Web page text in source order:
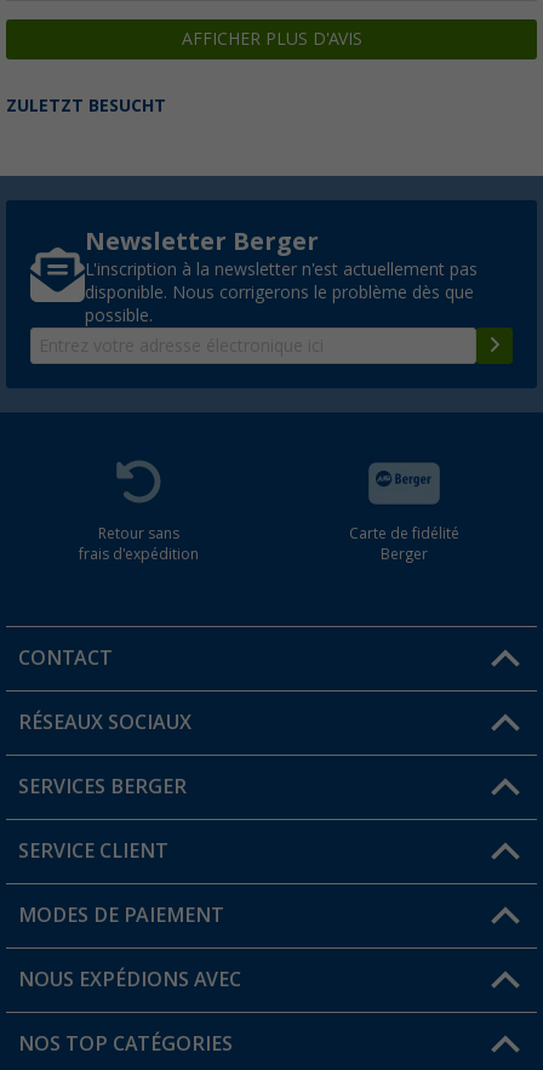
AFFICHER PLUS D'AVIS
ZULETZT BESUCHT
Newsletter Berger
L'inscription à la newsletter n'est actuellement pas
disponible. Nous corrigerons le problème dès que
possible.
Retour sans
frais d'expédition
Carte de fidélité
Berger
CONTACT
Une question ?
Trouver une magasin
RÉSEAUX SOCIAUX
SERVICES BERGER
Devenir revendeur
Mon compte
Carte de fidélité Berger
SERVICE CLIENT
FAQ et contact
Informations sur l'expédition
MODES DE PAIEMENT
NOUS EXPÉDIONS AVEC
NOS TOP CATÉGORIES